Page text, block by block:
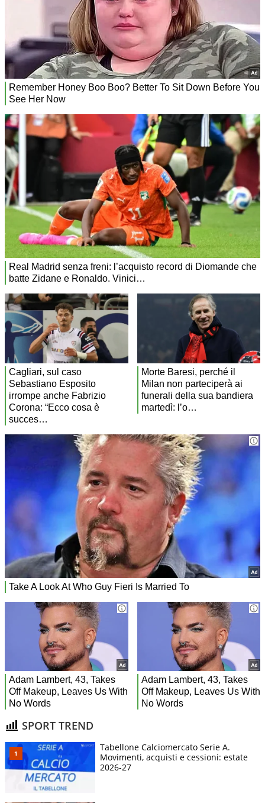
SPORT TREND
Tabellone Calciomercato Serie A.
Movimenti, acquisti e cessioni: estate
2026-27